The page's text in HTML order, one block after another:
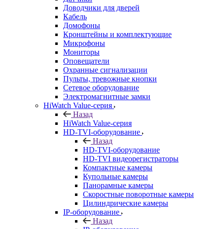
Доводчики для дверей
Кабель
Домофоны
Кронштейны и комплектующие
Микрофоны
Мониторы
Оповещатели
Охранные сигнализации
Пульты, тревожные кнопки
Сетевое оборудование
Электромагнитные замки
HiWatch Value-серия
Назад
HiWatch Value-серия
HD-TVI-оборудование
Назад
HD-TVI-оборудование
HD-TVI видеорегистраторы
Компактные камеры
Купольные камеры
Панорамные камеры
Скоростные поворотные камеры
Цилиндрические камеры
IP-оборудование
Назад